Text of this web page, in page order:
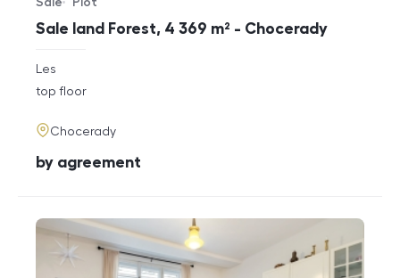
Sale land Forest, 4 369 m² - Chocerady
Offer type
Property type
rozměry
disposition
Les
funkce
top floor
adresa
Chocerady
cena
by agreement